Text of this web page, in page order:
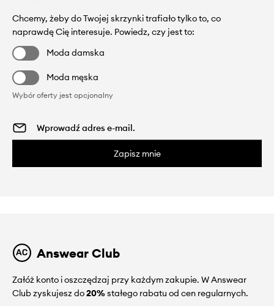
Chcemy, żeby do Twojej skrzynki trafiało tylko to, co
naprawdę Cię interesuje. Powiedz, czy jest to:
Moda damska
Moda męska
Wybór oferty jest opcjonalny
Zapisz mnie
Answear Club
Załóż konto i oszczędzaj przy każdym zakupie. W Answear
Club zyskujesz do20%stałego rabatu od cen regularnych.